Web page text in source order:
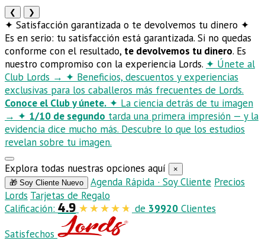
❮ ❯
✦ Satisfacción garantizada o te devolvemos tu dinero ✦
Es en serio: tu satisfacción está garantizada. Si no quedas
conforme con el resultado, te devolvemos tu dinero. Es
nuestro compromiso con la experiencia Lords. ✦ Únete al
Club Lords → ✦ Beneficios, descuentos y experiencias
exclusivas para los caballeros más frecuentes de Lords.
Conoce el Club y únete. ✦ La ciencia detrás de tu imagen
→ ✦ 1/10 de segundo tarda una primera impresión — y la
evidencia dice mucho más. Descubre lo que los estudios
revelan sobre tu imagen.
Explora todas nuestras opciones aquí
×
🎁 Soy Cliente Nuevo
Agenda Rápida · Soy Cliente Precios
Lords Tarjetas de Regalo
Calificación: 4.9 de 39920 Clientes
Satisfechos